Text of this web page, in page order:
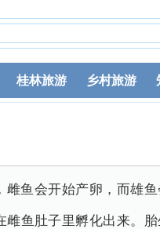
桂林旅游 乡村旅游
鱼会开始产卵，而雄
鱼肚子里孵化出来。